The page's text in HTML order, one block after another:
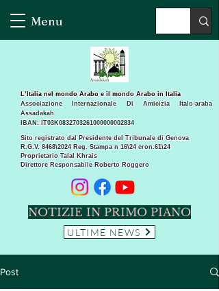
Menu
Sito registrato dal Presidente del Tribunale di Genova
R.G.V. 8468\2024 Reg. Stampa n 16\24 cron.61\24 ​
Proprietario Talal Khrais
Direttore Responsabile Roberto Roggero
L’Italia nel mondo Arabo e il mondo Arabo in Italia
Associazione Internazionale Di Amicizia Italo-araba
Assadakah
IBAN: IT03K0832703261000000002834
NOTIZIE IN PRIMO PIANO
ULTIME NEWS
Post